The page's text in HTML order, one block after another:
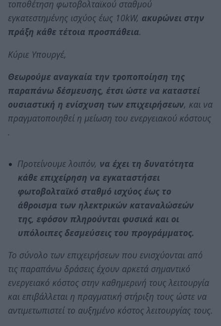
τοποθέτηση φωτοβολταϊκού σταθμού
εγκατεστημένης ισχύος έως 10kW, ακυρώνει στην
πράξη κάθε τέτοια προσπάθεια.
Κύριε Υπουργέ,
Θεωρούμε αναγκαία την τροποποίηση της
παραπάνω δέσμευσης, έτσι ώστε να καταστεί
ουσιαστική η ενίσχυση των επιχειρήσεων, και να
πραγματοποιηθεί η μείωση του ενεργειακού κόστους
.
Προτείνουμε λοιπόν, να έχει τη δυνατότητα
κάθε επιχείρηση να εγκαταστήσει
φωτοβολταϊκό σταθμό ισχύος έως το
άθροισμα των ηλεκτρικών καταναλώσεών
της, εφόσον πληρούνται φυσικά και οι
υπόλοιπες δεσμεύσεις του προγράμματος.
Το σύνολο των επιχειρήσεων που ενισχύονται από
τις παραπάνω δράσεις έχουν αρκετά σημαντικό
ενεργειακό κόστος στην καθημερινή τους λειτουργία
και επιβάλλεται η πραγματική στήριξη τους ώστε να
αντιμετωπιστεί το αυξημένο κόστος λειτουργίας τους.